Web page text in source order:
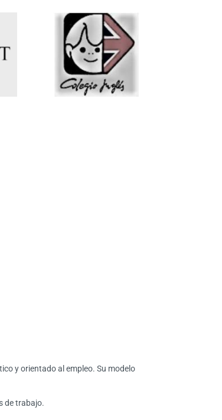
y orientado al empleo. Su modelo
de trabajo.